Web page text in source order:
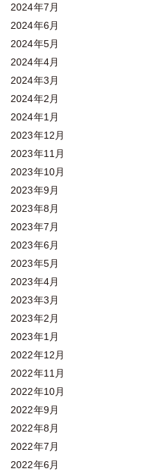
2024年7月
2024年6月
2024年5月
2024年4月
2024年3月
2024年2月
2024年1月
2023年12月
2023年11月
2023年10月
2023年9月
2023年8月
2023年7月
2023年6月
2023年5月
2023年4月
2023年3月
2023年2月
2023年1月
2022年12月
2022年11月
2022年10月
2022年9月
2022年8月
2022年7月
2022年6月